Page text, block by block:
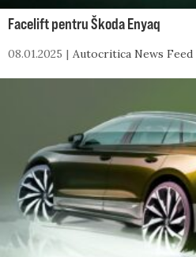
Facelift pentru Škoda Enyaq
08.01.2025 Autocritica News Feed